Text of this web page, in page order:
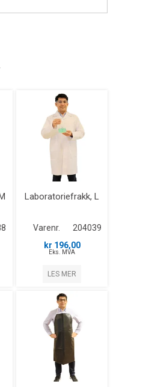
Laboratoriefrakk, L
Varenr.
204039
kr 196,00
Eks. MVA
LES MER